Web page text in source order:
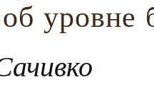
уровне